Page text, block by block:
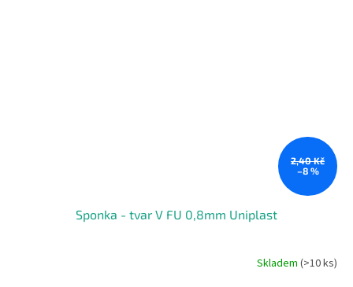
2,40 Kč
–8 %
Sponka - tvar V FU 0,8mm Uniplast
Skladem (>10 ks)